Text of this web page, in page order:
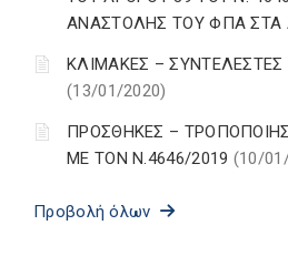
ΑΝΑΣΤΟΛΗΣ ΤΟΥ ΦΠΑ ΣΤΑ
ΚΛΙΜΑΚΕΣ –
(13/01/2020)
ΠΡΟΣΘΗΚΕΣ –
ΜΕ ΤΟΝ Ν.4646/2019 (10/
Προβολή όλων